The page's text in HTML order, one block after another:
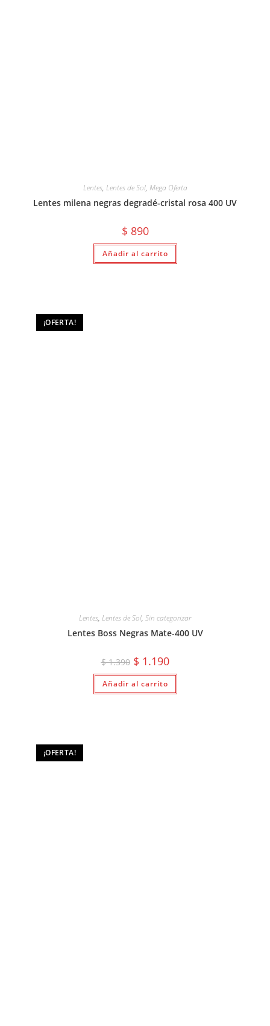
Lentes, Lentes de Sol, Mega Oferta
Lentes milena negras degradé-cristal rosa 400 UV
$ 890
Añadir al carrito
¡OFERTA!
Lentes, Lentes de Sol, Sin categorizar
Lentes Boss Negras Mate-400 UV
$1.390 El
precio
original
era:
$ 1.390.
$ 1.190El
precio
actual
$ 1.190.
Añadir al carrito
¡OFERTA!